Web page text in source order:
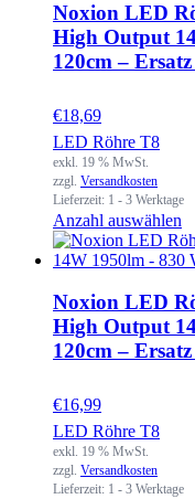
Noxion LED
High Output
120cm –
€18,69
LED Röhre T8
exkl. 19 % MwSt.
zzgl. Versandkosten
Lieferzeit: 1 - 3 Werktage
Anzahl auswählen
Noxion LED
High Output
120cm –
€16,99
LED Röhre T8
exkl. 19 % MwSt.
zzgl. Versandkosten
Lieferzeit: 1 - 3 Werktage